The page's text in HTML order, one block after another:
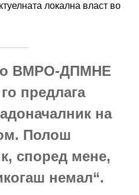
локална власт во
ВМРО-ДПМНЕ
предлага
на
Полош
според мене,
немал“.